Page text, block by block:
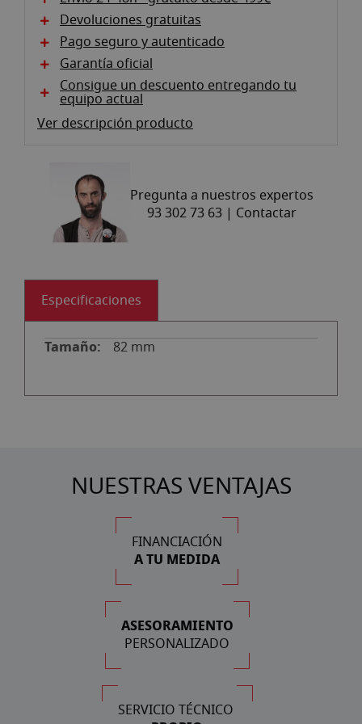
imágenesDevoluciones gratuitas
Pago seguro y autenticado
Garantía oficial
Consigue un descuento entregando tu
equipo actual
Ver descripción producto
Pregunta a nuestros expertos
93 302 73 63 | Contactar
Especificaciones
82 mm
NUESTRAS VENTAJAS
FINANCIACIÓN
A TU MEDIDA
ASESORAMIENTO
PERSONALIZADO
SERVICIO TÉCNICO